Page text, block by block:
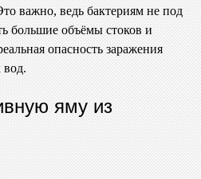
важно, ведь бактериям не под
большие объёмы стоков и
опасность заражения
яму из